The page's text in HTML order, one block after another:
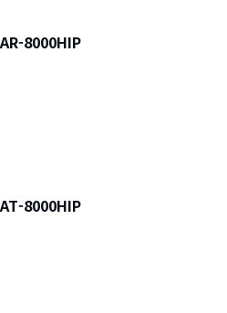
AR-8000HIP
AT-8000HIP